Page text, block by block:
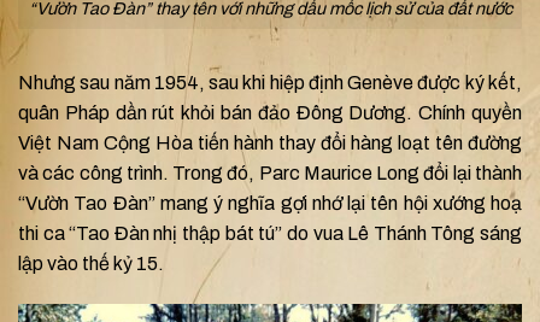
“Vườn Tao Đàn” thay tên với những dấu mốc lịch sử của đất nước
Nhưng sau năm 1954, sau khi hiệp định Genève được ký kết,
quân Pháp dần rút khỏi bán đảo Đông Dương. Chính quyền
Việt Nam Cộng Hòa tiến hành thay đổi hàng loạt tên đường
và các công trình. Trong đó, Parc Maurice Long đổi lại thành
“Vườn Tao Đàn” mang ý nghĩa gợi nhớ lại tên hội xướng hoạ
thi ca “Tao Đàn nhị thập bát tú” do vua Lê Thánh Tông sáng
lập vào thế kỷ 15.